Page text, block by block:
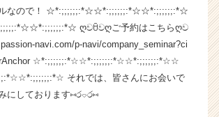
企
業
か
ら
ス
カ
ルなので！ ☆*:;;;;;;:*☆☆*:;;;;;;:*☆☆*:;;;;;;:*☆
ღවꇳවღご予約はこちらღව
navi.com/p-navi/company_seminar?ci
☆*:;;;;;;:*☆☆*:;;;;;;:*☆☆*:;;;;;;:*☆☆
それでは、皆さんにお会いで
にしております⑅ර⌔ර⑅